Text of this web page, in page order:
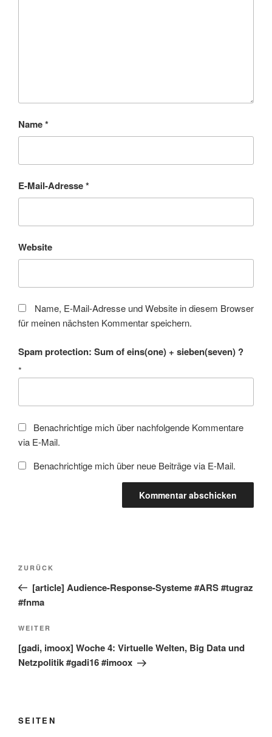
Name*
E-Mail-Adresse*
Website
Name, E-Mail-Adresse und Website in diesem Browser
für meinen nächsten Kommentar speichern.
Spam protection: Sum of eins(one) + sieben(seven) ?
*
Benachrichtige mich über nachfolgende Kommentare
via E-Mail.
Benachrichtige mich über neue Beiträge via E-Mail.
Beitragsnavigation
Vorheriger
Beitrag
ZURÜCK
[article] Audience-Response-Systeme #ARS #tugraz
#fnma
Nächster
Beitrag
WEITER
[gadi, imoox] Woche 4: Virtuelle Welten, Big Data und
Netzpolitik #gadi16 #imoox
SEITEN